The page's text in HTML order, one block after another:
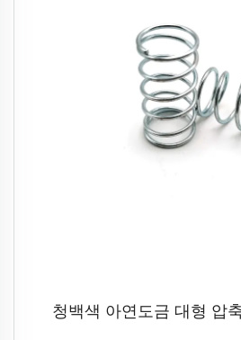
청백색 아연도금 대형 압